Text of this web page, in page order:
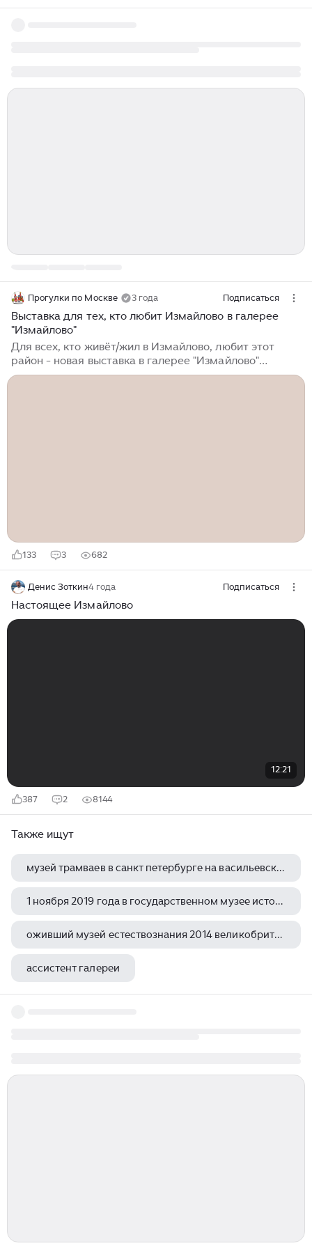
Прогулки по Москве 3 года Подписаться
Выставка для тех, кто любит Измайлово в галерее
"Измайлово"
Для всех, кто живёт/жил в Измайлово, любит этот
район - новая выставка в галерее "Измайлово"
Охватывает период с 1946 по 1989г, когда
133 3 682
Денис Зоткин4 года Подписаться
Настоящее Измайлово
12:21
387 2 8144
Также ищут
музей трамваев в санкт петербурге на васильевском острове экскурсии
1 ноября 2019 года в государственном музее истории российской литературы имени даля открылась
оживший музей естествознания 2014 великобритания документальный 1080
ассистент галереи